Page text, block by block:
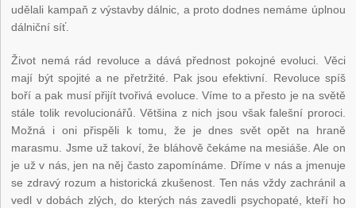
udělali kampaň z výstavby dálnic, a proto dodnes nemáme úplnou
dálniční síť.
Život nemá rád revoluce a dává přednost pokojné evoluci. Věci
mají být spojité a ne přetržité. Pak jsou efektivní. Revoluce spíš
boří a pak musí přijít tvořivá evoluce. Víme to a přesto je na světě
stále tolik revolucionářů. Většina z nich jsou však falešní proroci.
Možná i oni přispěli k tomu, že je dnes svět opět na hraně
marasmu. Jsme už takoví, že bláhově čekáme na mesiáše. Ale on
je už v nás, jen na něj často zapomínáme. Dříme v nás a jmenuje
se zdravý rozum a historická zkušenost. Ten nás vždy zachránil a
vedl v dobách zlých, do kterých nás zavedli psychopaté, kteří ho